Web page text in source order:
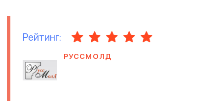
Рейтинг:
РУССМОЛД